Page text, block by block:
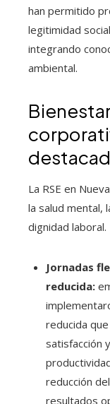
han permitido
legitimidad
integrando
ambiental.
La RSE en
la salud mental,
dignidad
Jornadas
reducida:
reducida
satisfacción
reducción
resultados